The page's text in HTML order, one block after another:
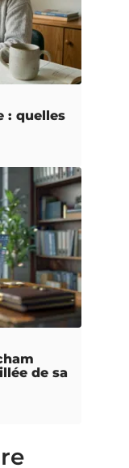
: quelles
de sa